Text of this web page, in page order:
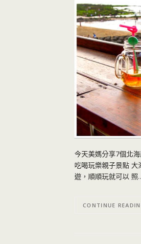
今天美媽分享7個北
吃喝玩樂親子景點
遊，順順玩就可以 照
CONTINUE